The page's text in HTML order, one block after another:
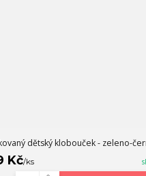
dětský klobouček - zeleno-
Kč/ks